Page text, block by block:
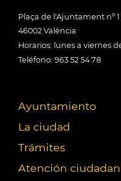
Plaça de l'Ajuntament nº 1
46002 València
Horarios: lunes a viernes
Teléfono: 963 52 54 78
Ayuntamiento
La ciudad
Trámites
Atención